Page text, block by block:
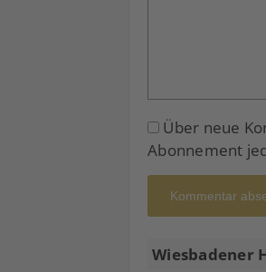
Über neue
Abonnement
Kommentar
Wiesbadener